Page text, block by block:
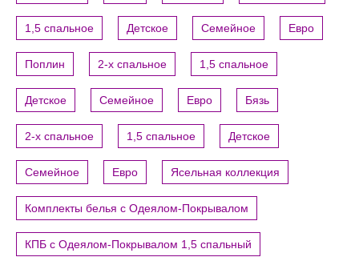
1,5 спальное Детское Семейное Евро
Поплин 2-х спальное 1,5 спальное
Детское Семейное Евро Бязь
2-х спальное 1,5 спальное Детское
Семейное Евро Ясельная коллекция
Комплекты белья с Одеялом-Покрывалом
КПБ с Одеялом-Покрывалом 1,5 спальный